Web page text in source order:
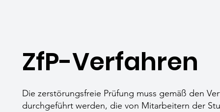
ZfP-Verfahren
Die zerstörungsfreie Prüfung muss gemäß den
durchgeführt werden, die von Mitarbeitern der